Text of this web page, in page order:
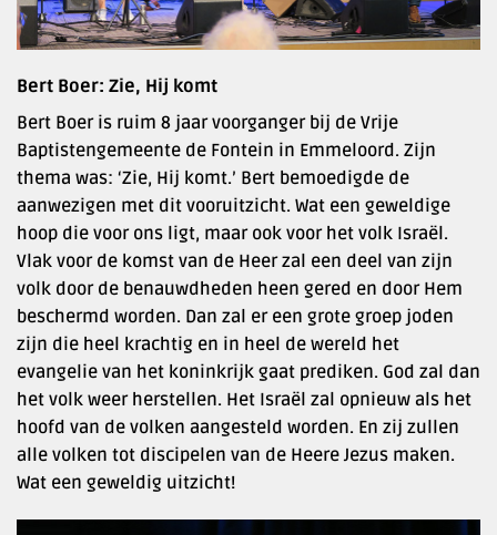
Bert Boer: Zie, Hij komt
Bert Boer is ruim 8 jaar voorganger bij de Vrije
Baptistengemeente de Fontein in Emmeloord. Zijn
thema was: ‘Zie, Hij komt.’ Bert bemoedigde de
aanwezigen met dit vooruitzicht. Wat een geweldige
hoop die voor ons ligt, maar ook voor het volk Israël.
Vlak voor de komst van de Heer zal een deel van zijn
volk door de benauwdheden heen gered en door Hem
beschermd worden. Dan zal er een grote groep joden
zijn die heel krachtig en in heel de wereld het
evangelie van het koninkrijk gaat prediken. God zal dan
het volk weer herstellen. Het Israël zal opnieuw als het
hoofd van de volken aangesteld worden. En zij zullen
alle volken tot discipelen van de Heere Jezus maken.
Wat een geweldig uitzicht!